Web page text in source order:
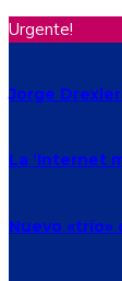
Urgente!
Jorge
La ‘Internet
Nuevo «trío»